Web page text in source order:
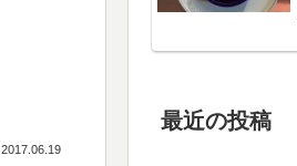
2017.06.19
最近の投稿